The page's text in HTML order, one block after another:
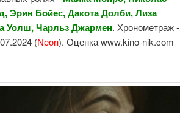
Эрин Бойес, Дакота Долби, Лиза
Уолш, Чарльз Джармен. Хронометраж -
(Neon). Оценка www.kino-nik.com